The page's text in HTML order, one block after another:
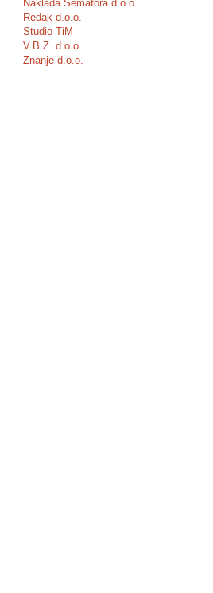
Naklada Semafora d.o.o.
Redak d.o.o.
Studio TiM
V.B.Z. d.o.o.
Znanje d.o.o.